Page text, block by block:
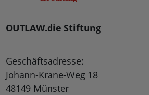
OUTLAW.die Stiftung
Geschäftsadresse:
Johann-Krane-Weg 18
48149 Münster